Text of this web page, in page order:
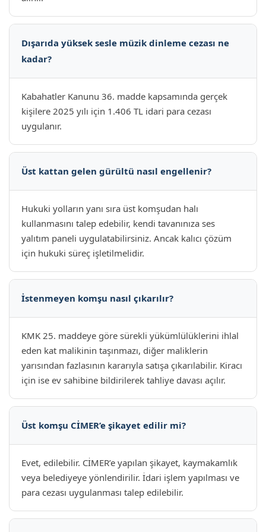
Dışarıda yüksek sesle müzik dinleme cezası ne
kadar?
Kabahatler Kanunu 36. madde kapsamında gerçek
kişilere 2025 yılı için 1.406 TL idari para cezası
uygulanır.
Üst kattan gelen gürültü nasıl engellenir?
Hukuki yolların yanı sıra üst komşudan halı
kullanmasını talep edebilir, kendi tavanınıza ses
yalıtım paneli uygulatabilirsiniz. Ancak kalıcı çözüm
için hukuki süreç işletilmelidir.
İstenmeyen komşu nasıl çıkarılır?
KMK 25. maddeye göre sürekli yükümlülüklerini ihlal
eden kat malikinin taşınmazı, diğer maliklerin
yarısından fazlasının kararıyla satışa çıkarılabilir. Kiracı
için ise ev sahibine bildirilerek tahliye davası açılır.
Üst komşu CİMER’e şikayet edilir mi?
Evet, edilebilir. CİMER’e yapılan şikayet, kaymakamlık
veya belediyeye yönlendirilir. İdari işlem yapılması ve
para cezası uygulanması talep edilebilir.